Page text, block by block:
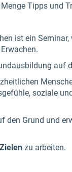
Tipps und
ist ein
soziale
den Grund und
Zielen zu arbeiten.